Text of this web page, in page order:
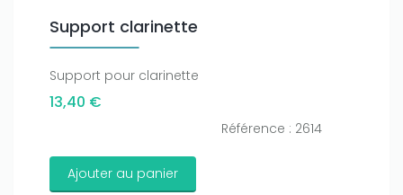
Support clarinette
Support pour clarinette
13,40 €
Référence : 2614
Ajouter au panier